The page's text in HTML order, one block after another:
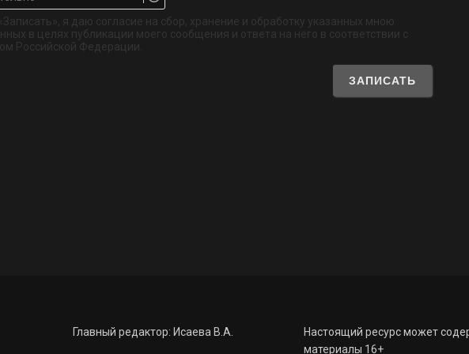
обязательно
я даю согласие на сбор, хранение и обработку указанных мною
в целях публикации моего сообщения и ответа на него в соответствии с
Российской Федерации.
Главный редактор: Исаева В.А.
Настоящий ресурс может
материалы 16+